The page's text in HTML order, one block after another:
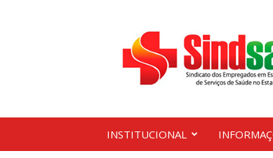
Ceará
INSTITUCIONAL